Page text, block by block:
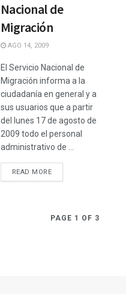
Nacional de
Migración
AGO 14, 2009
El Servicio Nacional de
Migración informa a la
ciudadanía en general y a
sus usuarios que a partir
del lunes 17 de agosto de
2009 todo el personal
administrativo de ...
READ MORE
PAGE 1 OF 3